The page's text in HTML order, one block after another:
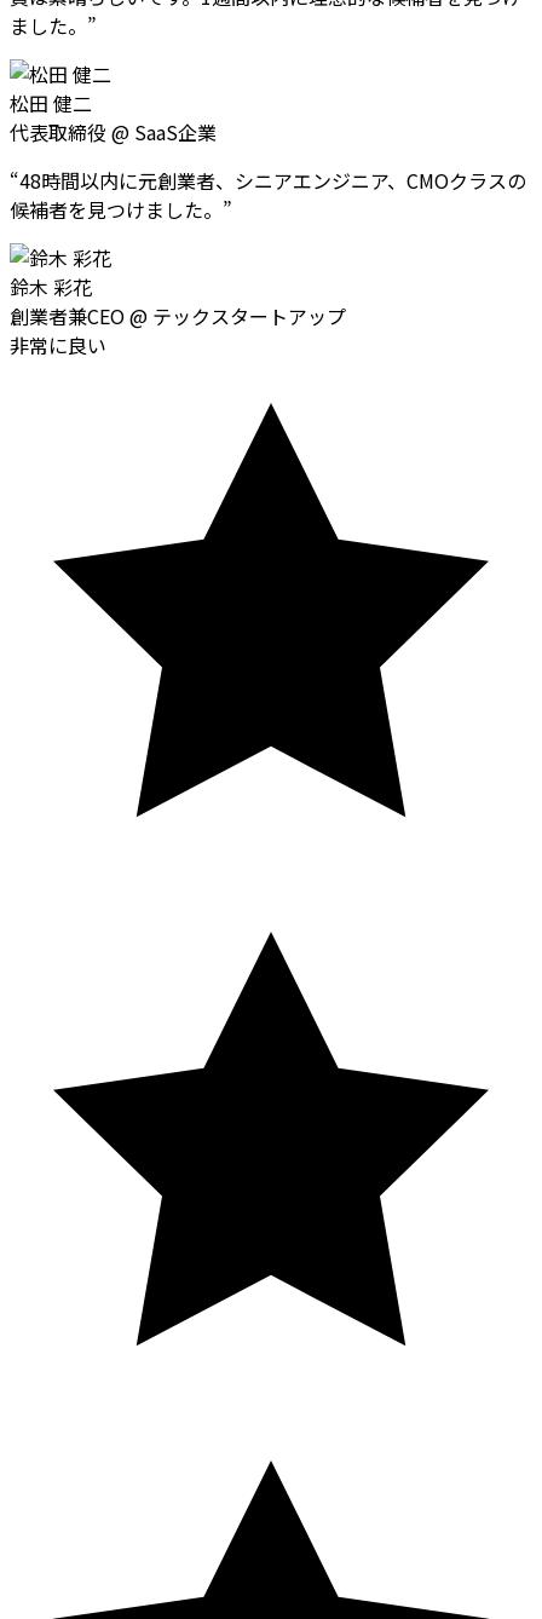
ました。 ”
松田 健二
代表取締役 @ SaaS企業
“48時間以内に元創業者、シニアエンジニア、CMOクラスの
候補者を見つけました。 ”
鈴木 彩花
創業者兼CEO@ テックスタートアップ
非常に良い